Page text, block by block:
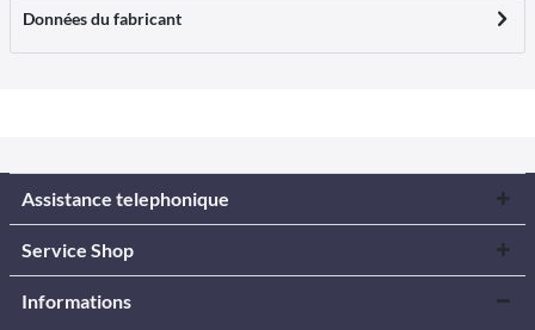
Données du fabricant
Assistance telephonique
Service Shop
Informations